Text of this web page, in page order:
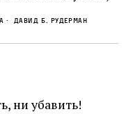
имел
деятельности.
лет,
был
Давид Б. Рудерман
ни убавить!